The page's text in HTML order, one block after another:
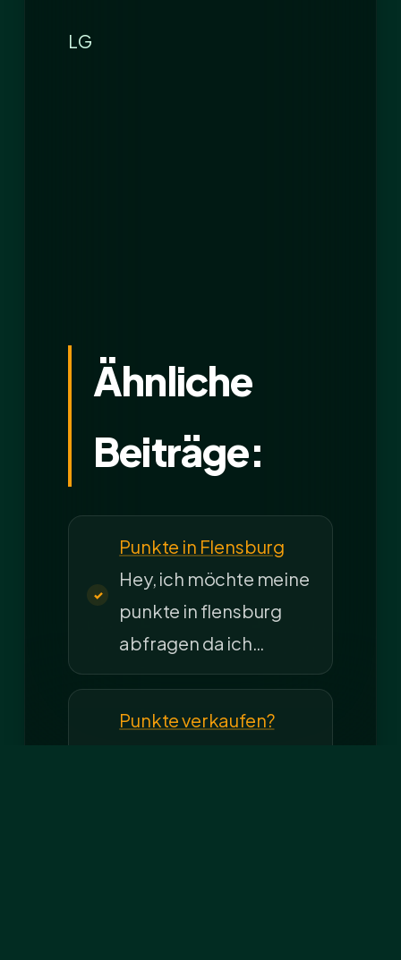
LG
Ähnliche
Beiträge:
Punkte in Flensburg
Hey, ich möchte meine
punkte in flensburg
abfragen da ich…
Punkte verkaufen?